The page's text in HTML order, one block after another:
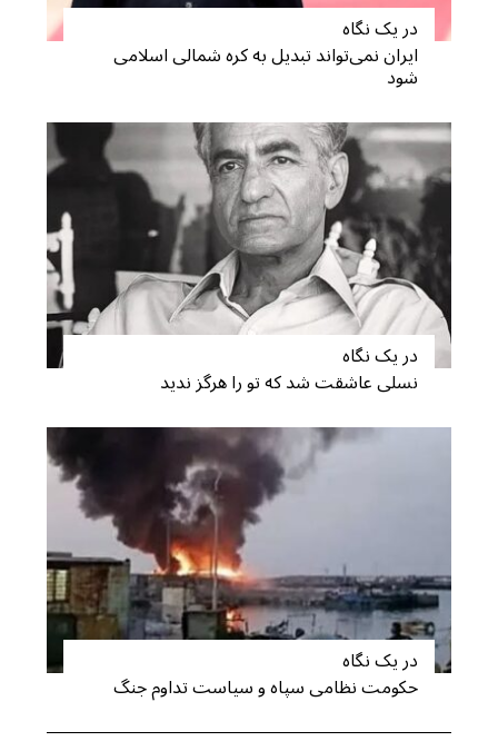
در یک نگاه
ایران نمی‌تواند تبدیل به کره شمالی اسلامی
شود
در یک نگاه
نسلی عاشقت شد که تو را هرگز ندید
در یک نگاه
حکومت نظامی سپاه و سیاست تداوم جنگ
a
r
c
h
f
o
r
: